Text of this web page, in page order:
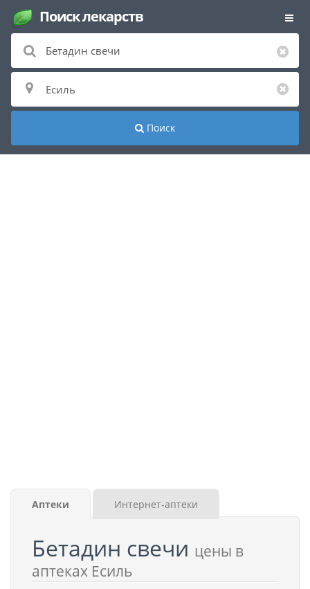
Поиск лекарств
Поиск
Аптеки Интернет-аптеки
Бетадин свечи цены в
аптеках Есиль